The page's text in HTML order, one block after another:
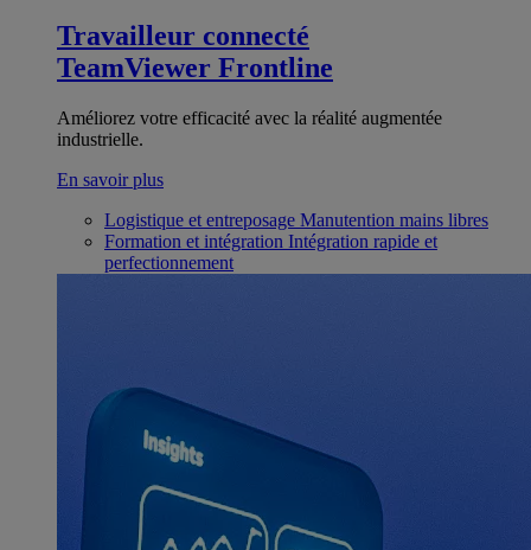
Travailleur connecté
TeamViewer Frontline
Améliorez votre efficacité avec la réalité augmentée
industrielle.
En savoir plus
Logistique et entreposage Manutention mains libres
Formation et intégration Intégration rapide et
perfectionnement